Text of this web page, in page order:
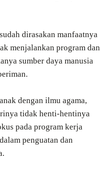
dirasakan manfaatnya
menjalankan program dan
sumber daya manusia
dengan ilmu agama,
tidak henti-hentinya
pada program kerja
penguatan dan